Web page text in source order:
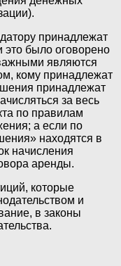
принадлежат
было оговорено
являются
кому принадлежат
принадлежат
за весь
по правилам
а если по
находятся в
начисления
аренды.
которые
и
в законы